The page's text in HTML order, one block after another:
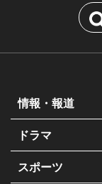
情報・報道
ドラマ
スポーツ